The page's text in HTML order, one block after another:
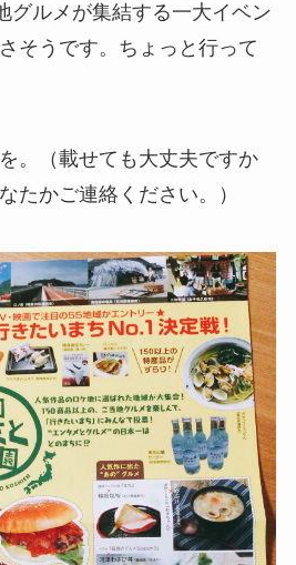
グルメが集結する一大イベン
そうです。ちょっと行って
。（載せても大丈夫ですか
たかご連絡ください。）